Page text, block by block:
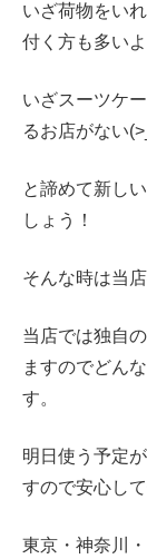
いざ荷物をい
付く方も多い
いざスーツケ
るお店がない
と諦めて新し
しょう！
そんな時は当
当店では独自
ますのでどん
す。
明日使う予定
すので安心し
東京・神奈川